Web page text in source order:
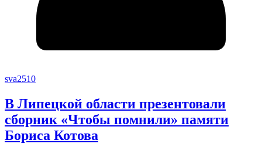
sva2510
В Липецкой области презентовали
сборник «Чтобы помнили» памяти
Бориса Котова